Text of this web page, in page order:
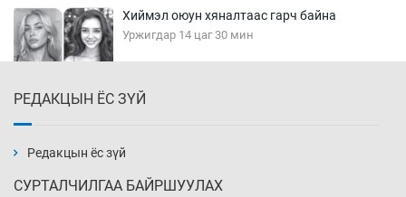
Хиймэл оюун хяналтаас гарч байна
Уржигдар 14 цаг 30 мин
Уржигдар 14 цаг 00 мин
РЕДАКЦЫН ЁС ЗҮЙ
Редакцын ёс зүй
СУРТАЛЧИЛГАА БАЙРШУУЛАХ